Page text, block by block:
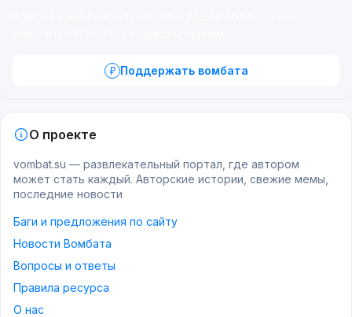
Поддержать вомбата
О проекте
vombat.su — развлекательный портал, где автором
может стать каждый. Авторские истории, свежие мемы,
последние новости
Баги и предложения по сайту
Новости Вомбата
Вопросы и ответы
Правила ресурса
О нас